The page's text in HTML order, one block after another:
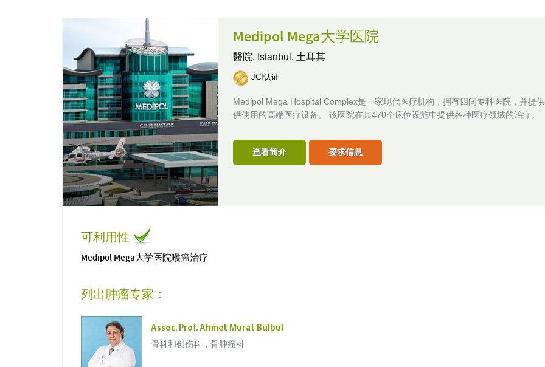
Medipol Mega大学医院
醫院, Istanbul, 土耳其
JCI认证
Medipol Mega Hospital Complex是一家现代医疗机构，拥有四间专科医院，并提
供使用的高端医疗设备。 该医院在其470个床位设施中提供各种医疗领域的治疗。
查看简介 要求信息
可利用性
Medipol Mega大学医院喉癌治疗
列出肿瘤专家：
Assoc. Prof. Ahmet Murat Bülbül
骨科和创伤科，骨肿瘤科